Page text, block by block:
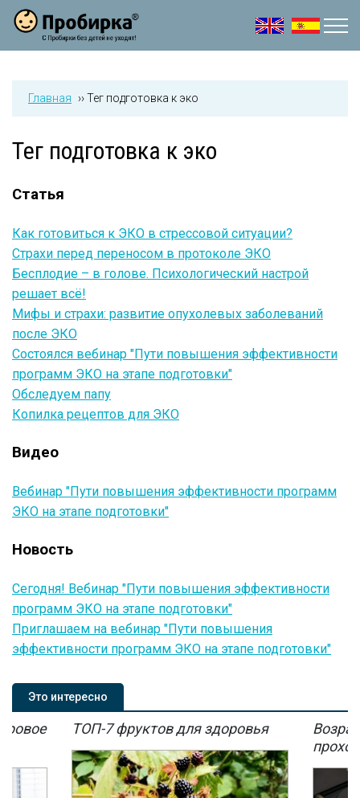
Jump to navigation
Главная ››Тег подготовка к эко
Тег подготовка к эко
Статья
Как готовиться к ЭКО в стрессовой ситуации?
Страхи перед переносом в протоколе ЭКО
Бесплодие – в голове. Психологический настрой
решает всё!
Мифы и страхи: развитие опухолевых заболеваний
после ЭКО
Состоялся вебинар "Пути повышения эффективности
программ ЭКО на этапе подготовки"
Обследуем папу
Копилка рецептов для ЭКО
Видео
Вебинар "Пути повышения эффективности программ
ЭКО на этапе подготовки"
Новость
Сегодня! Вебинар "Пути повышения эффективности
программ ЭКО на этапе подготовки"
Приглашаем на вебинар "Пути повышения
эффективности программ ЭКО на этапе подготовки"
Это интересно
ТОП-7 фруктов для здоровья